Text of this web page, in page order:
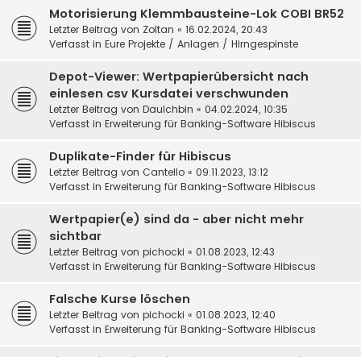
Motorisierung Klemmbausteine-Lok COBI BR52
Letzter Beitrag von Zoltan « 16.02.2024, 20:43
Verfasst in Eure Projekte / Anlagen / Hirngespinste
Depot-Viewer: Wertpapierübersicht nach
einlesen csv Kursdatei verschwunden
Letzter Beitrag von DauIchbin « 04.02.2024, 10:35
Verfasst in Erweiterung für Banking-Software Hibiscus
Duplikate-Finder für Hibiscus
Letzter Beitrag von Cantello « 09.11.2023, 13:12
Verfasst in Erweiterung für Banking-Software Hibiscus
Wertpapier(e) sind da - aber nicht mehr
sichtbar
Letzter Beitrag von pichocki « 01.08.2023, 12:43
Verfasst in Erweiterung für Banking-Software Hibiscus
Falsche Kurse löschen
Letzter Beitrag von pichocki « 01.08.2023, 12:40
Verfasst in Erweiterung für Banking-Software Hibiscus